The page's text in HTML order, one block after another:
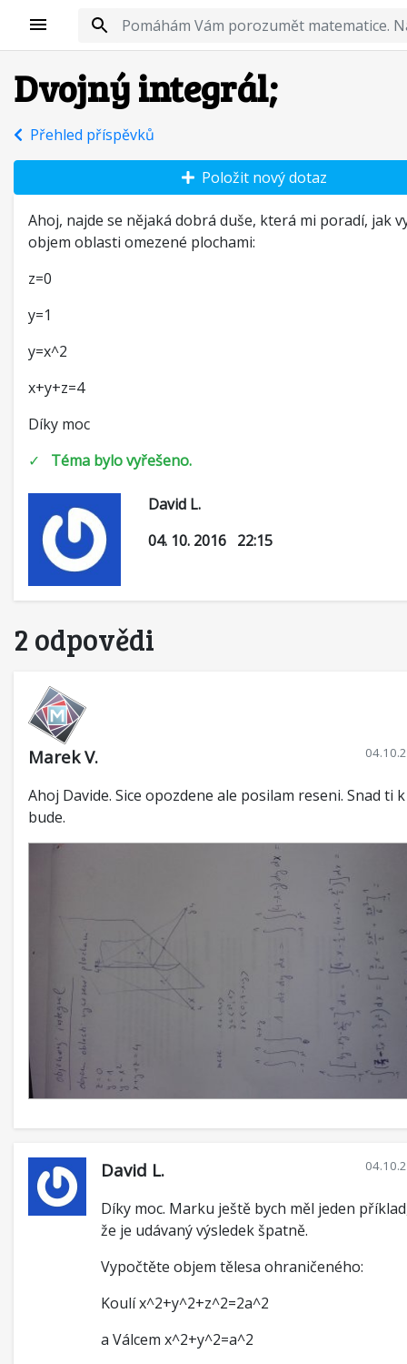
Dvojný integrál;
Přehled příspěvků
Ahoj, najde se nějaká dobrá duše, která mi poradí, jak
objem oblasti omezené plochami:
z=0
y=1
y=x^2
x+y+z=4
Díky moc
✓ Téma bylo vyřešeno.
David L.
04. 10. 2016 22:15
2 odpovědi
Marek V.
Ahoj Davide. Sice opozdene ale posilam reseni. Snad ti
bude.
David L.
Díky moc. Marku ještě bych měl jeden
že je udávaný výsledek špatně.
Vypočtěte objem tělesa ohraničeného:
Koulí x^2+y^2+z^2=2a^2
a Válcem x^2+y^2=a^2
Položit nový dotaz